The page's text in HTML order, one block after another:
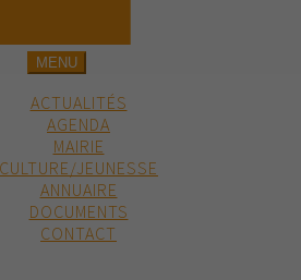
MENU
ACTUALITÉS
AGENDA
MAIRIE
CULTURE/JEUNESSE
ANNUAIRE
DOCUMENTS
CONTACT